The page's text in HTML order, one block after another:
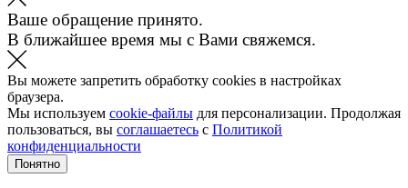
Ваше обращение принято.
В ближайшее время мы с Вами свяжемся.
Вы можете запретить обработку cookies в настройках
браузера.
Мы используем cookie-файлы для персонализации. Продолжая
пользоваться, вы соглашаетесь с Политикой
конфиденциальности
Понятно